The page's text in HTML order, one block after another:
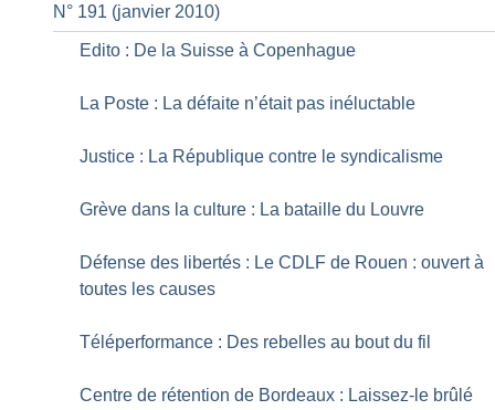
N° 191 (janvier 2010)
Edito : De la Suisse à Copenhague
La Poste : La défaite n’était pas inéluctable
Justice : La République contre le syndicalisme
Grève dans la culture : La bataille du Louvre
Défense des libertés : Le CDLF de Rouen : ouvert à
toutes les causes
Téléperformance : Des rebelles au bout du fil
Centre de rétention de Bordeaux : Laissez-le brûlé